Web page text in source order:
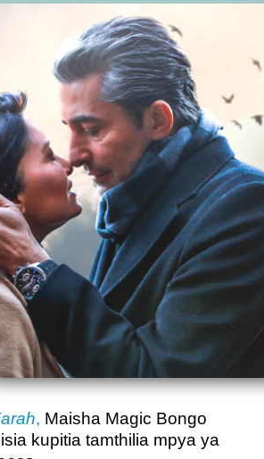
, Maisha Magic Bongo
kupitia tamthilia mpya ya